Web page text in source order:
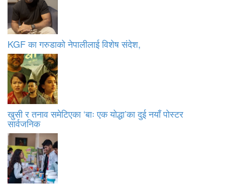
KGF का गरुडाको नेपालीलाई विशेष संदेश,
खुसी र तनाव समेटिएका ‘बाः एक योद्धा’का दुई नयाँ पोस्टर
सार्वजनिक